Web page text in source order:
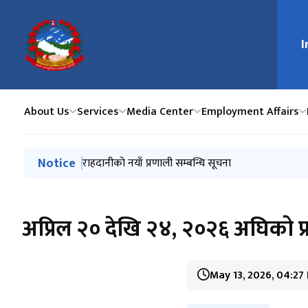
मुख्य
About Us Services Media Center Employment Affairs
मुख्य नेभिगेसनमा जानुहोस्
Notice EXPRESSION OF INTEREST FROM UAE-
जुलाई ०९, २०२६ अघिको प्राप्त पासपोर्ट सूची
राहदानीको नयाँ प्रणाली सम्बन्धि सूचना
जुलाई ०१, २०२६ अघिको प्राप्त पासपोर्ट सूची
जून १८ , २०२६ अघिको प्राप्त पासपोर्ट सूची
अप्रिल २० देखि २४, २०२६ अघिको
May 13, 2026, 04:27